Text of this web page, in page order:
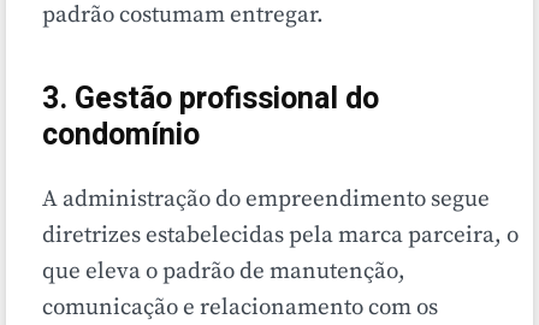
padrão costumam entregar.
3. Gestão profissional do
condomínio
A administração do empreendimento segue
diretrizes estabelecidas pela marca parceira, o
que eleva o padrão de manutenção,
comunicação e relacionamento com os